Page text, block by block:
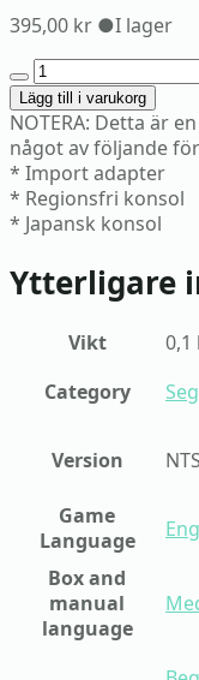
395,00 kr ●I lager
MD
Fighting
Masters
(NTSC-
J)
mängd
Lägg till i varukorg
NOTERA: Detta är
något av följande
* Import adapter
* Regionsfri konsol
* Japansk konsol
Ytterligare
Vikt
0,1
Category
Version
Game
Language
Box and
manual
language